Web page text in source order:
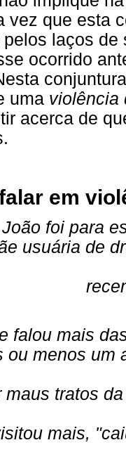
vez que esta
laços
ocorrido
uma violência
acerca de
em
foi para
usuária de
falou mais
ou menos um
maus tratos
mais,